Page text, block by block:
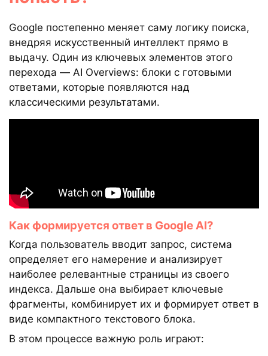
Google постепенно меняет саму логику поиска,
внедряя искусственный интеллект прямо в
выдачу. Один из ключевых элементов этого
перехода — AI Overviews: блоки с готовыми
ответами, которые появляются над
классическими результатами.
Как формируется ответ в Google AI?
Когда пользователь вводит запрос, система
определяет его намерение и анализирует
наиболее релевантные страницы из своего
индекса. Дальше она выбирает ключевые
фрагменты, комбинирует их и формирует ответ в
виде компактного текстового блока.
В этом процессе важную роль играют: